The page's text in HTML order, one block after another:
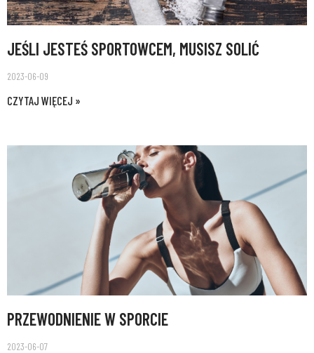
JEŚLI JESTEŚ SPORTOWCEM, MUSISZ SOLIĆ
2023-06-09
CZYTAJ WIĘCEJ »
PRZEWODNIENIE W SPORCIE
2023-06-07